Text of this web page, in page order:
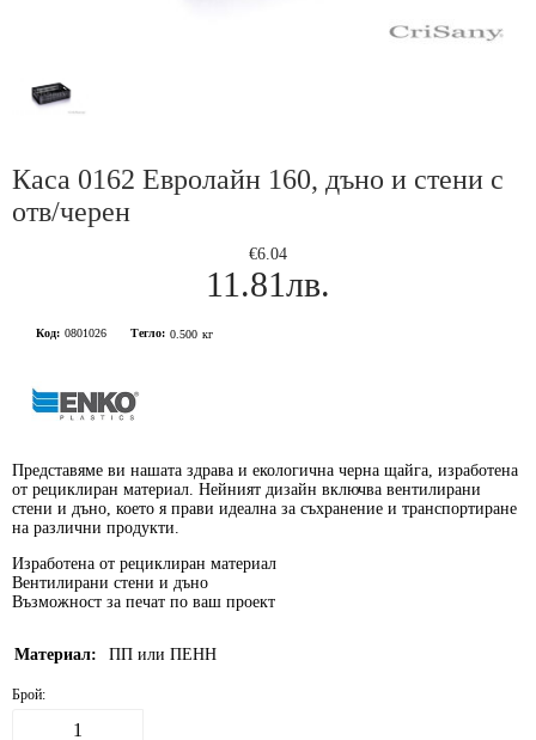
Каса 0162 Евролайн 160, дъно и стени с
отв/черен
€6.04
11.81лв.
Код: 0801026 Тегло: 0.500 кг
Представяме ви нашата здрава и екологична черна щайга , изработена
от рециклиран материал . Нейният дизайн включва вентилирани
стени и дъно , което я прави идеална за съхранение и транспортиране
на различни продукти.
Изработена от рециклиран материал
Вентилирани стени и дъно
Възможност за печат по ваш проект
Материал: ПП или ПЕНН
Брой: